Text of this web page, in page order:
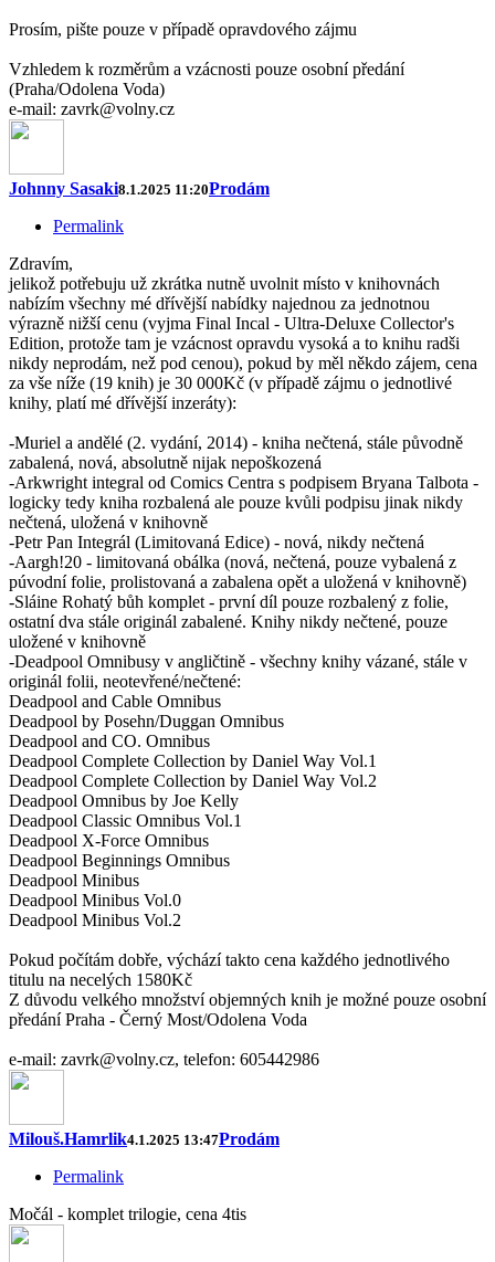
Prosím, pište pouze v případě opravdového zájmu
Vzhledem k rozměrům a vzácnosti pouze osobní předání
(Praha/Odolena Voda)
e-mail: zavrk@volny.cz
Johnny Sasaki8.1.2025 11:20Prodám
Permalink
Zdravím,
jelikož potřebuju už zkrátka nutně uvolnit místo v knihovnách
nabízím všechny mé dřívější nabídky najednou za jednotnou
výrazně nižší cenu (vyjma Final Incal - Ultra-Deluxe Collector's
Edition, protože tam je vzácnost opravdu vysoká a to knihu radši
nikdy neprodám, než pod cenou), pokud by měl někdo zájem, cena
za vše níže (19 knih) je 30 000Kč (v případě zájmu o jednotlivé
knihy, platí mé dřívější inzeráty):
-Muriel a andělé (2. vydání, 2014) - kniha nečtená, stále původně
zabalená, nová, absolutně nijak nepoškozená
-Arkwright integral od Comics Centra s podpisem Bryana Talbota -
logicky tedy kniha rozbalená ale pouze kvůli podpisu jinak nikdy
nečtená, uložená v knihovně
-Petr Pan Integrál (Limitovaná Edice) - nová, nikdy nečtená
-Aargh!20 - limitovaná obálka (nová, nečtená, pouze vybalená z
púvodní folie, prolistovaná a zabalena opět a uložená v knihovně)
-Sláine Rohatý bůh komplet - první díl pouze rozbalený z folie,
ostatní dva stále originál zabalené. Knihy nikdy nečtené, pouze
uložené v knihovně
-Deadpool Omnibusy v angličtině - všechny knihy vázané, stále v
originál folii, neotevřené/nečtené:
Deadpool and Cable Omnibus
Deadpool by Posehn/Duggan Omnibus
Deadpool and CO. Omnibus
Deadpool Complete Collection by Daniel Way Vol.1
Deadpool Complete Collection by Daniel Way Vol.2
Deadpool Omnibus by Joe Kelly
Deadpool Classic Omnibus Vol.1
Deadpool X-Force Omnibus
Deadpool Beginnings Omnibus
Deadpool Minibus
Deadpool Minibus Vol.0
Deadpool Minibus Vol.2
Pokud počítám dobře, výchází takto cena každého jednotlivého
titulu na necelých 1580Kč
Z důvodu velkého množství objemných knih je možné pouze osobní
předání Praha - Černý Most/Odolena Voda
e-mail: zavrk@volny.cz, telefon: 605442986
Milouš.Hamrlik4.1.2025 13:47Prodám
Permalink
Močál - komplet trilogie, cena 4tis